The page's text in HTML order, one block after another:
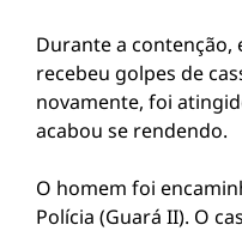
Durante a contenção,
recebeu golpes de
novamente, foi
acabou se rendendo.
O homem foi
Polícia (Guará II). O